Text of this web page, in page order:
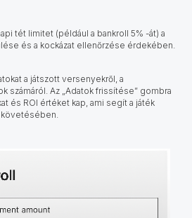
tét limitet (például a bankroll 5% -át) a
és a kockázat ellenőrzése érdekében.
a játszott versenyekről, a
számáról. Az „Adatok frissítése” gombra
és ROI értéket kap, ami segít a játék